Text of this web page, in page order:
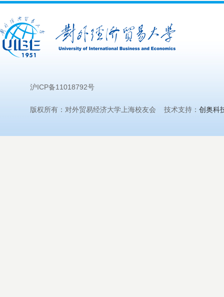
沪ICP备11018792号
版权所有：对外贸易经济大学上海校友会 技术支持： 创奥科